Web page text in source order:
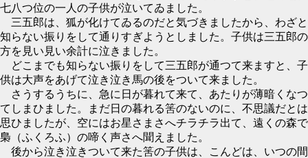
七八つ位の一人の子供が泣いてゐました。
三五郎は、狐が化けてゐるのだと気づきましたから、わざと
知らない振りをして通りすぎようとしました。子供は三五郎の
方を見い見い余計に泣きました。
どこまでも知らない振りをして三五郎が通つて来ますと、子
供は大声をあげて泣き泣き馬の後をついて来ました。
さうするうちに、急に日が暮れて来て、あたりが薄暗くなつ
てしまひました。まだ日の暮れる筈のないのに、不思議だとは
思ひましたが、空にはお星さまさへチラチラ出て、遠くの森で
梟（ふくろふ）の啼く声さへ聞えました。
後から泣き泣きついて来た筈の子供は、こんどは、いつの間